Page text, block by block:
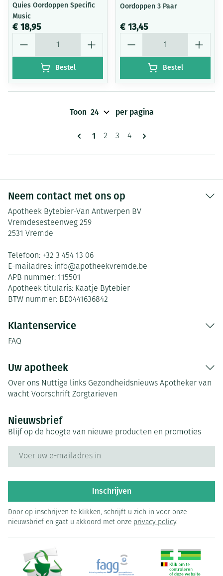
Quies Oordoppen Specific
Music
€ 18,95
Bestel
Oordoppen 3 Paar
€ 13,45
Bestel
Pagina's
U lees momenteel pagina
1 Pagina
2 Pagina
3 Pagina
4
Toon per pagina
Neem contact met ons op
Apotheek Bytebier-Van Antwerpen BV
Vremdesesteenweg 259
2531 Vremde
Telefoon: +32 3 454 13 06
E-mailadres: info@apotheekvremde.be
APB nummer: 115501
Apotheek titularis: Kaatje Bytebier
BTW nummer: BE0441636842
Klantenservice
FAQ
Uw apotheek
Over ons Nuttige links Gezondheidsnieuws Apotheker van
wacht Voorschrift Zorgtarieven
Nieuwsbrief
Blijf op de hoogte van nieuwe producten en promoties
Inschrijven
Door op inschrijven te klikken, schrijft u zich in voor onze
nieuwsbrief en gaat u akkoord met onze privacy policy.